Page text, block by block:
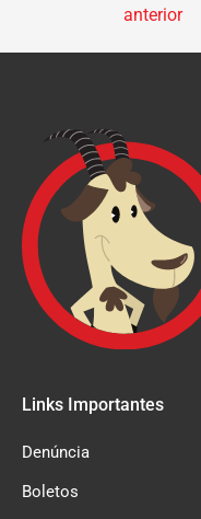
anterior
Links Importantes
Denúncia
Boletos